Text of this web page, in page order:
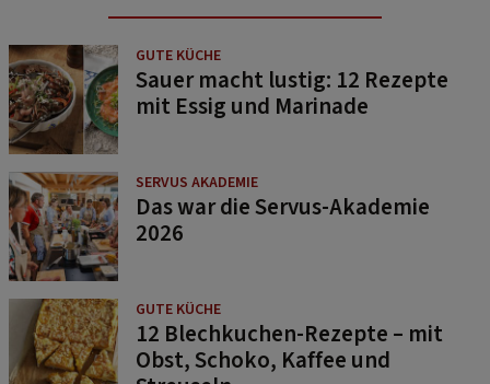
GUTE KÜCHE
Sauer macht lustig: 12 Rezepte
mit Essig und Marinade
SERVUS AKADEMIE
Das war die Servus-Akademie
2026
GUTE KÜCHE
12 Blechkuchen-Rezepte – mit
Obst, Schoko, Kaffee und